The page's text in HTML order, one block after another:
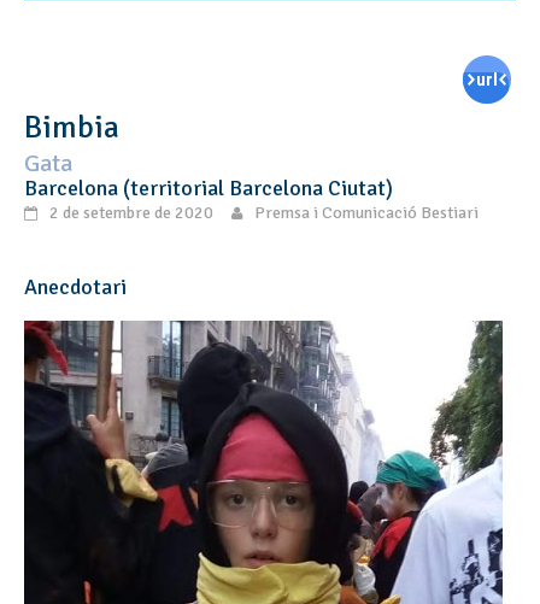
Bimbia
Gata
Barcelona (territorial Barcelona Ciutat)
2 de setembre de 2020 Premsa i Comunicació Bestiari
Anecdotari